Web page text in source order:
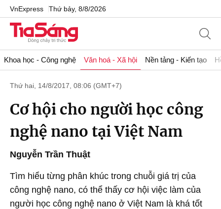
VnExpress Thứ bảy, 8/8/2026
Khoa học - Công nghệ Văn hoá - Xã hội Nền tảng - Kiến tạo
Thứ hai, 14/8/2017, 08:06 (GMT+7)
Cơ hội cho người học công
nghệ nano tại Việt Nam
Nguyễn Trần Thuật
Tìm hiểu từng phân khúc trong chuỗi giá trị của
công nghệ nano, có thể thấy cơ hội việc làm của
người học công nghệ nano ở Việt Nam là khá tốt